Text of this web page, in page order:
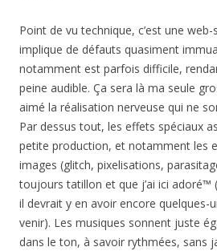
Point de vu technique, c’est une
implique de défauts quasiment
notamment est parfois difficile,
peine audible. Ça sera là ma seule
aimé la réalisation nerveuse qui ne
Par dessus tout, les effets spéciaux
petite production, et notamment les
images (glitch, pixelisations,
toujours tatillon et que j’ai ici adoré™
il devrait y en avoir encore quelques-
venir). Les musiques sonnent juste
dans le ton, à savoir rythmées, sans